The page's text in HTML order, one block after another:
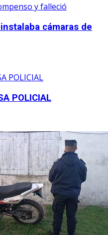
cámaras de
POLICIAL